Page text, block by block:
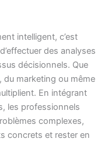
intelligent, c’est
des analyses
décisionnels. Que
du marketing ou même
En intégrant
les professionnels
complexes,
concrets et rester en